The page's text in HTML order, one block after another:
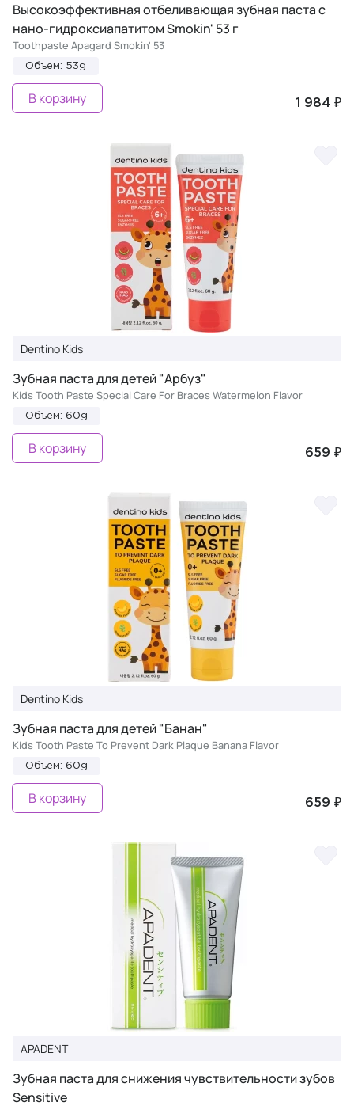
Высокоэффективная отбеливающая зубная паста с
нано-гидроксиапатитом Smokin' 53 г
Toothpaste Apagard Smokin' 53
Объем: 53g
1 984 ₽
В корзину
Dentino Kids
Зубная паста для детей "Арбуз"
Kids Tooth Paste Special Care For Braces Watermelon Flavor
Объем: 60g
659 ₽
В корзину
Dentino Kids
Зубная паста для детей "Банан"
Kids Tooth Paste To Prevent Dark Plaque Banana Flavor
Объем: 60g
659 ₽
В корзину
APADENT
Зубная паста для снижения чувствительности зубов
Sensitive